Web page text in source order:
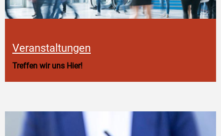
Veranstaltungen
Treffen wir uns Hier!